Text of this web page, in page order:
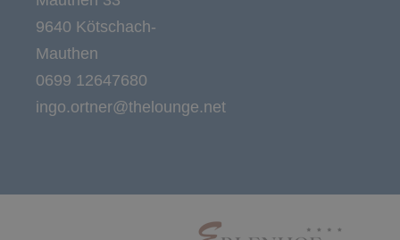
9640 Kötschach-
Mauthen
0699 12647680
ingo.ortner@thelounge.net